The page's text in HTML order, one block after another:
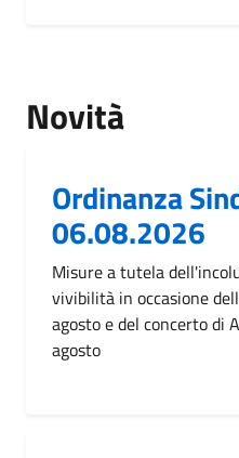
Novità
Ordinanza
06.08.2026
Misure a tutela
vivibilità in occasione
agosto e del concerto di
agosto